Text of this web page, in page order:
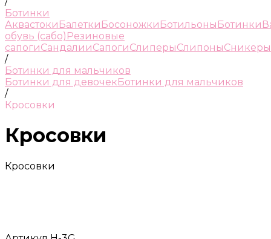
Ботинки
Аквастоки Балетки Босоножки Ботильоны Ботинки
обувь (сабо) Резиновые
сапогиСандалииСапогиСлиперыСлипоныСникеры
/
Ботинки для мальчиков
Ботинки для девочекБотинки для мальчиков
/
Кросовки
Кросовки
Кросовки